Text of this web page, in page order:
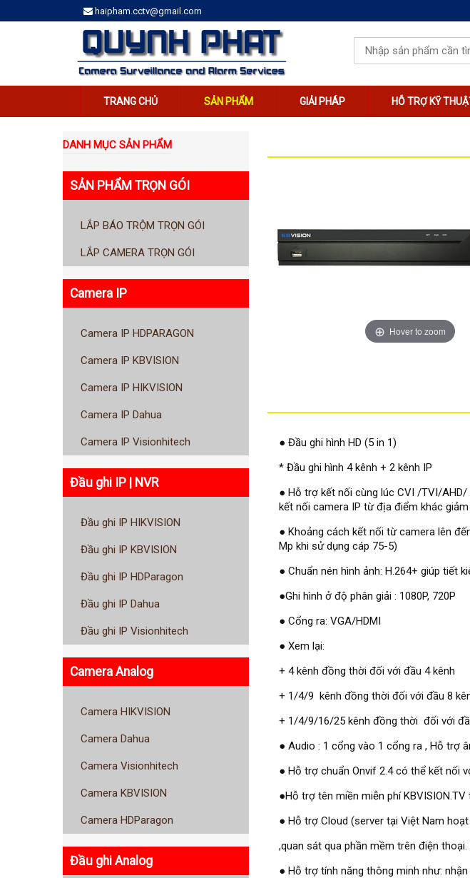
haipham.cctv@gmail.com
TRANG CHỦ SẢN PHẨM GIẢI PHÁP HỖ TRỢ KỸ
DANH MỤC SẢN PHẨM
SẢN PHẨM TRỌN GÓI
LẮP BÁO TRỘM TRỌN GÓI
LẮP CAMERA TRỌN GÓI
Camera IP
Camera IP HDPARAGON
Camera IP KBVISION
Camera IP HIKVISION
Camera IP Dahua
Camera IP Visionhitech
Đầu ghi IP | NVR
Đầu ghi IP HIKVISION
Đầu ghi IP KBVISION
Đầu ghi IP HDParagon
Đầu ghi IP Dahua
Đầu ghi IP Visionhitech
Camera Analog
Camera HIKVISION
Camera Dahua
Camera Visionhitech
Camera KBVISION
Camera HDParagon
Đầu ghi Analog
Hover to zoom
● Đầu ghi hình HD (5 in 1)
* Đầu ghi hình 4 kênh + 2 kênh IP
● Hỗ trợ kết nối cùng lúc CVI /TVI/
kết nối camera IP từ địa điểm khác
● Khoảng cách kết nối từ camera lên
Mp khi sử dụng cáp 75-5)
● Chuẩn nén hình ảnh: H.264+ giúp tiết
●Ghi hình ở độ phân giải : 1080P, 720P
● Cổng ra: VGA/HDMI
● Xem lại:
+ 4 kênh đồng thời đối với đầu 4 kênh
+ 1/4/9 kênh đồng thời đối với đầu 8
+ 1/4/9/16/25 kênh đồng thời đối với
● Audio : 1 cổng vào 1 cổng ra , Hỗ trợ
● Hỗ trợ chuẩn Onvif 2.4 có thể kết nối
●Hỗ trợ tên miền miễn phí
● Hỗ trợ Cloud (server tại Việt Nam
,quan sát qua phần mềm trên điện
● Hỗ trợ tính năng thông minh như: